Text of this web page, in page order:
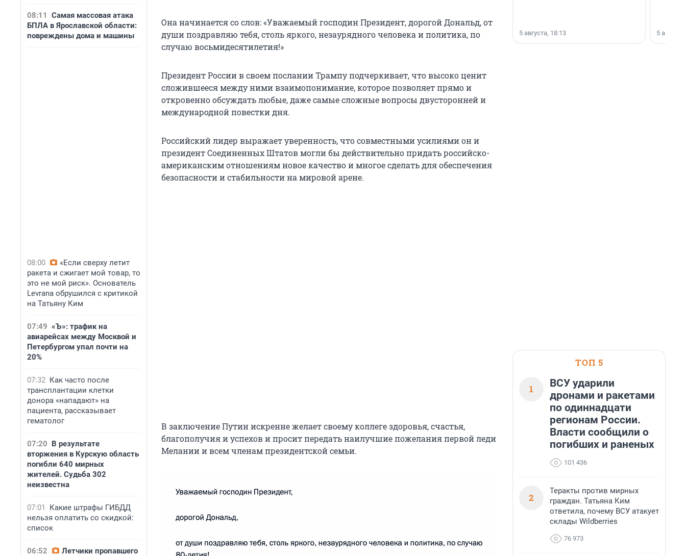
08:11
Самая массовая атака
БПЛА в Ярославской области:
повреждены дома и машины
08:00
«Если сверху летит
ракета и сжигает мой товар, то
это не мой риск». Основатель
Levrana обрушился с критикой
на Татьяну Ким
07:49 «Ъ»: трафик на
авиарейсах между Москвой и
Петербургом упал почти на
20%
07:32 Как часто после
трансплантации клетки
донора «нападают» на
пациента, рассказывает
гематолог
07:20 В результате
вторжения в Курскую область
погибли 640 мирных
жителей. Судьба 302
неизвестна
07:01
Какие штрафы ГИБДД
нельзя оплатить со скидкой:
список
06:52
Летчики пропавшего
Она начинается со слов: «Уважаемый господин Президент, дорогой Дональд, от
души поздравляю тебя, столь яркого, незаурядного человека и политика, по
случаю восьмидесятилетия!»
Президент России в своем послании Трампу подчеркивает, что высоко ценит
сложившееся между ними взаимопонимание, которое позволяет прямо и
откровенно обсуждать любые, даже самые сложные вопросы двусторонней и
международной повестки дня.
Российский лидер выражает уверенность, что совместными усилиями он и
президент Соединенных Штатов могли бы действительно придать российско-
американским отношениям новое качество и многое сделать для обеспечения
безопасности и стабильности на мировой арене.
В заключение Путин искренне желает своему коллеге здоровья, счастья,
благополучия и успехов и просит передать наилучшие пожелания первой леди
Мелании и всем членам президентской семьи.
5 августа, 18:13 5
ТОП 5
1
ВСУ ударили
дронами и ракетами
по одиннадцати
регионам России.
Власти сообщили о
погибших и раненых
101 436
2
Теракты против мирных
граждан. Татьяна Ким
ответила, почему ВСУ атакует
склады Wildberries
76 973